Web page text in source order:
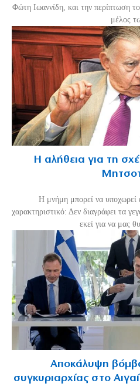
Φώτη Ιωαννίδη, και την περίπτωση
μέλος
Η αλήθεια για τη
H μνήμη μπορεί να υποχωρεί
χαρακτηριστικό: Δεν διαγράφει τα
εκεί για να μας
Αποκάλυψη
συγκυριαρχίας στο